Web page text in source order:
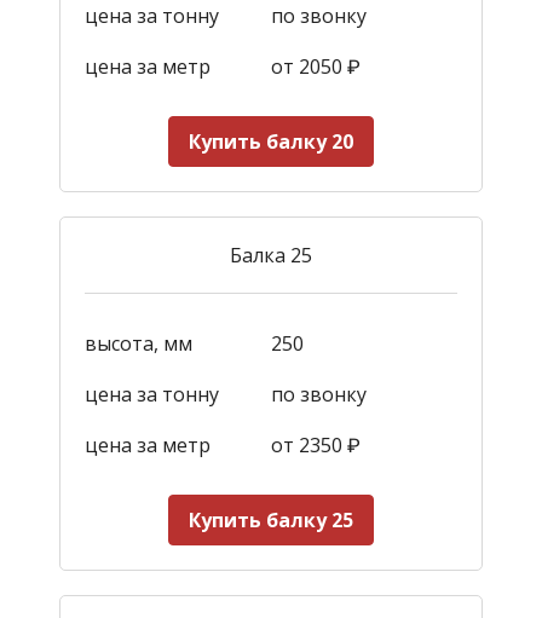
цена за тонну
по звонку
цена за метр
от 2050 ₽
Купить балку 20
Балка 25
высота, мм
250
цена за тонну
по звонку
цена за метр
от 2350 ₽
Купить балку 25